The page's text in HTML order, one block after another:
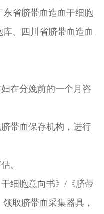
省脐带血造血干细胞
、四川省脐带血造血
在分娩前的一个月咨
带血保存机构，进行
。
细胞意向书》/《脐带
取脐带血采集器具，